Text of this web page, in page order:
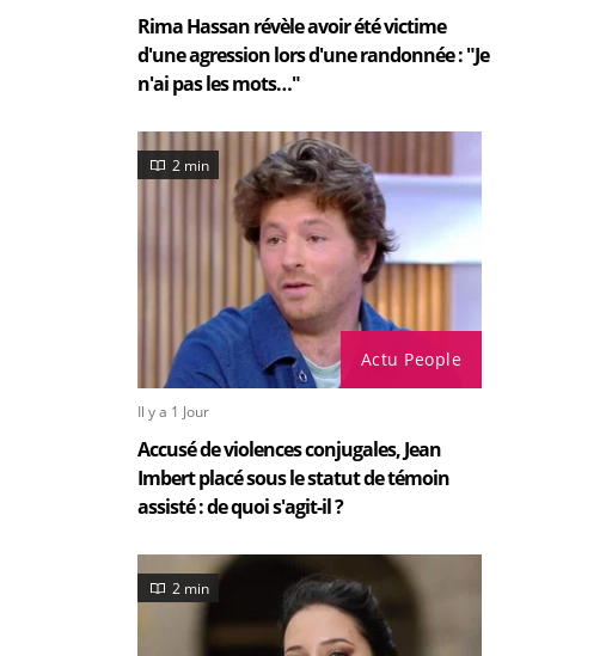
Rima Hassan révèle avoir été victime
d'une agression lors d'une randonnée : "Je
n'ai pas les mots…"
Actu People
2 min
Il y a 1 Jour
Accusé de violences conjugales, Jean
Imbert placé sous le statut de témoin
assisté : de quoi s'agit-il ?
2 min